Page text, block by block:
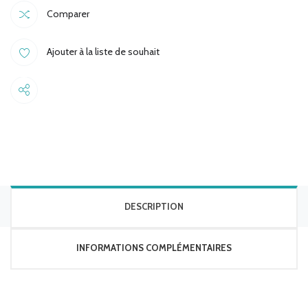
Comparer
Ajouter à la liste de souhait
DESCRIPTION
INFORMATIONS COMPLÉMENTAIRES